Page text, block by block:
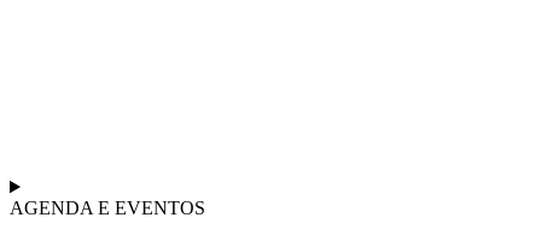
AGENDA E EVENTOS